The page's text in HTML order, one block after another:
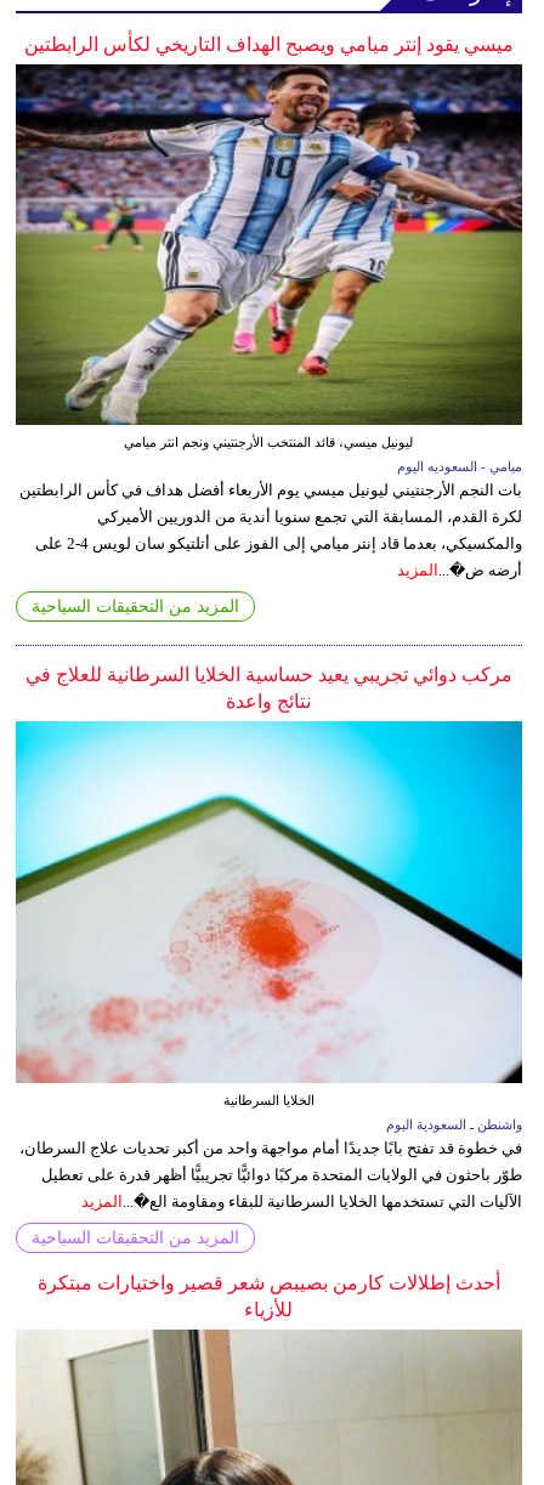
ميسي يقود إنتر ميامي ويصبح الهداف التاريخي لكأس الرابطتين
ليونيل ميسي، قائد المنتخب الأرجنتيني ونجم انتر ميامي
ميامي - السعوديه اليوم
بات النجم الأرجنتيني ليونيل ميسي يوم الأربعاء أفضل هداف في كأس الرابطتين
لكرة القدم، المسابقة التي تجمع سنويا أندية من الدوريين الأميركي
والمكسيكي، بعدما قاد إنتر ميامي إلى الفوز على أتلتيكو سان لويس 4-2 على
أرضه ض�... المزيد
المزيد من التحقيقات السياحية
مركب دوائي تجريبي يعيد حساسية الخلايا السرطانية للعلاج في
نتائج واعدة
الخلايا السرطانية
واشنطن ـ السعودية اليوم
في خطوة قد تفتح بابًا جديدًا أمام مواجهة واحد من أكبر تحديات علاج السرطان،
طوّر باحثون في الولايات المتحدة مركبًا دوائيًّا تجريبيًّا أظهر قدرة على تعطيل
الآليات التي تستخدمها الخلايا السرطانية للبقاء ومقاومة الع�... المزيد
المزيد من التحقيقات السياحية
أحدث إطلالات كارمن بصيبص شعر قصير واختيارات مبتكرة
للأزياء